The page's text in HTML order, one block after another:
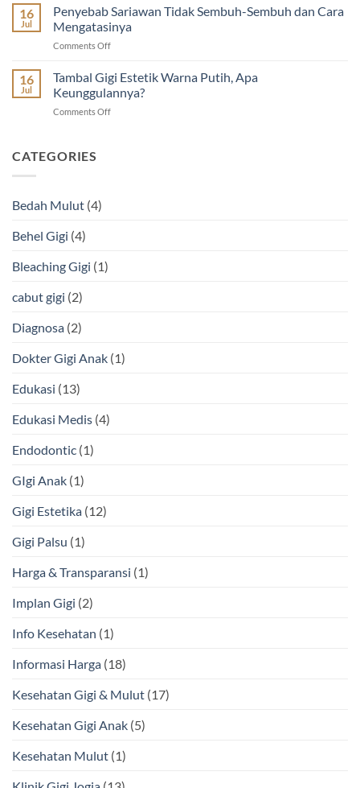
Imunisasi
&
Tambal
dan
Scaling
Waktu
Scaling
Gigi?
Rekomendasi
16
Jul
Penyebab Sariawan Tidak Sembuh-Sembuh dan Cara
Mengatasinya
Comments Offon
Sariawan
Tidak
Sembuh-
Sembuh
16
Jul
Tambal Gigi Estetik Warna Putih, Apa
Keunggulannya?
Comments Offon
CATEGORIES
Bedah Mulut (4)
Behel Gigi (4)
Bleaching Gigi (1)
cabut gigi (2)
Diagnosa (2)
Dokter Gigi Anak (1)
Edukasi (13)
Edukasi Medis (4)
Endodontic (1)
GIgi Anak (1)
Gigi Estetika (12)
Gigi Palsu (1)
Harga & Transparansi (1)
Implan Gigi (2)
Info Kesehatan (1)
Informasi Harga (18)
Kesehatan Gigi & Mulut (17)
Kesehatan Gigi Anak (5)
Kesehatan Mulut (1)